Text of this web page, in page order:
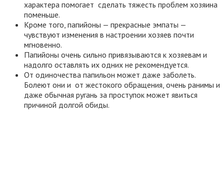
характера помогает сделать тяжесть проблем хозяина
поменьше.
Кроме того, папийоны — прекрасные эмпаты —
чувствуют изменения в настроении хозяев почти
мгновенно.
Папийоны очень сильно привязываются к хозяевам и
надолго оставлять их одних не рекомендуется.
От одиночества папильон может даже заболеть.
Болеют они и от жестокого обращения, очень ранимы и
даже обычная ругань за проступок может явиться
причиной долгой обиды.